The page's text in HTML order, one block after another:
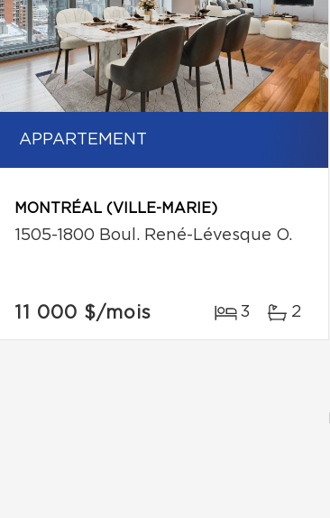
APPARTEMENT
MONTRÉAL (VILLE-MARIE)
1505-1800 Boul. René-Lévesque O.
11 000 $/mois 3 2